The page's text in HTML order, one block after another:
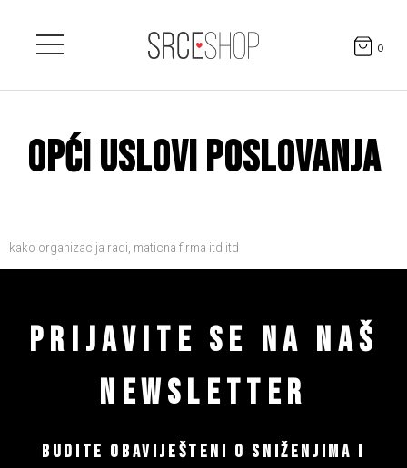
0
OPĆI USLOVI POSLOVANJA
kako organizacija radi, maticna firma itd itd
PRIJAVITE SE NA NAŠ
NEWSLETTER
BUDITE OBAVIJEŠTENI O SNIŽENJIMA I